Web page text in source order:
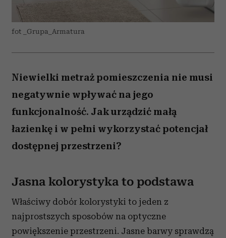
fot _Grupa_Armatura
Niewielki metraż pomieszczenia nie musi
negatywnie wpływać na jego
funkcjonalność. Jak urządzić małą
łazienkę i w pełni wykorzystać potencjał
dostępnej przestrzeni?
Jasna kolorystyka to podstawa
Właściwy dobór kolorystyki to jeden z
najprostszych sposobów na optyczne
powiększenie przestrzeni. Jasne barwy sprawdzą